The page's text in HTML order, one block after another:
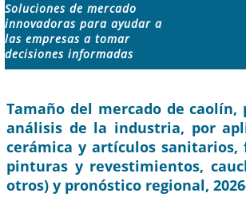
Soluciones de mercado
innovadoras para ayudar a
las empresas a tomar
decisiones informadas
Tamaño del mercado de caolín,
análisis de la industria, por
cerámica y artículos sanitarios,
pinturas y revestimientos,
otros) y pronóstico regional,